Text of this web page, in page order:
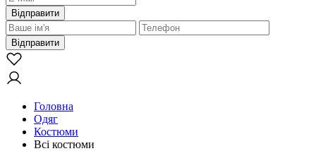
Відправити
Відправити
Головна
Одяг
Костюми
Всі костюми